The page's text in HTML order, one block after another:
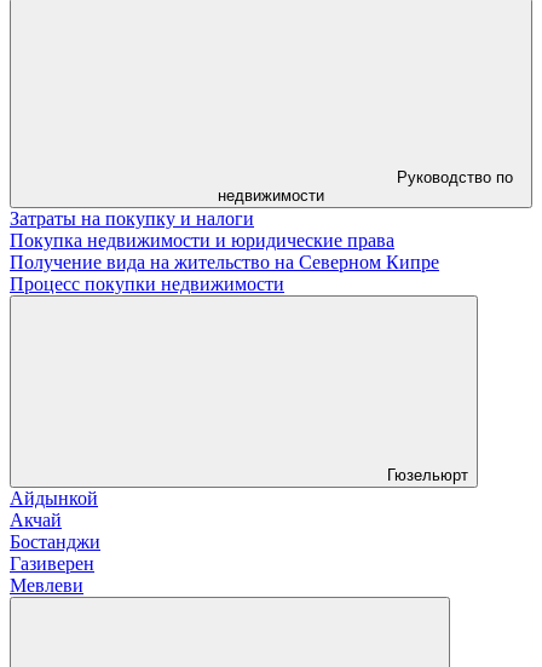
Руководство по
недвижимости
Затраты на покупку и налоги
Покупка недвижимости и юридические права
Получение вида на жительство на Северном Кипре
Процесс покупки недвижимости
Гюзельюрт
Айдынкой
Акчай
Бостанджи
Газиверен
Мевлеви